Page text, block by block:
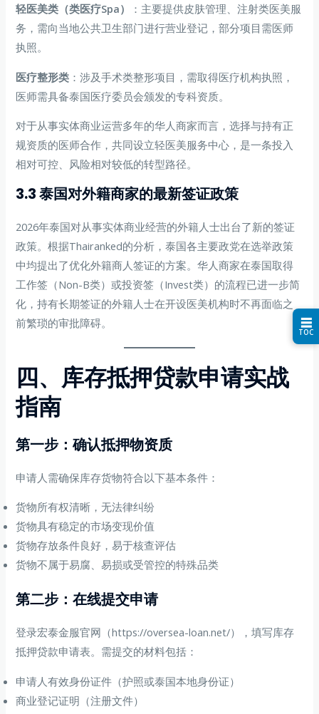
轻医美类（类医疗Spa）
：主要提供皮肤管理、注射类医美服
务，需向当地公共卫生部门进行营业登记，部分项目需医师
执照。
医疗整形类 ：涉及手术类整形项目，需取得医疗机构执照，
医师需具备泰国医疗委员会颁发的专科资质。
对于从事实体商业运营多年的华人商家而言，选择与持有正
规资质的医师合作，共同设立轻医美服务中心，是一条投入
相对可控、风险相对较低的转型路径。
3.3 泰国对外籍商家的最新签证政策
2026年泰国对从事实体商业经营的外籍人士出台了新的签证
政策。根据Thairanked的分析，泰国各主要政党在选举政策
中均提出了优化外籍商人签证的方案。华人商家在泰国取得
工作签（Non-B类）或投资签（Invest类）的流程已进一步简
化，持有长期签证的外籍人士在开设医美机构时不再面临之
前繁琐的审批障碍。
四、库存抵押贷款申请实战
指南
第一步：确认抵押物资质
申请人需确保库存货物符合以下基本条件：
货物所有权清晰，无法律纠纷
货物具有稳定的市场变现价值
货物存放条件良好，易于核查评估
货物不属于易腐、易损或受管控的特殊品类
第二步：在线提交申请
登录宏泰金服官网（https://oversea-loan.net/），填写库存
抵押贷款申请表。需提交的材料包括：
申请人有效身份证件（护照或泰国本地身份证）
商业登记证明（注册文件）
☰
TOC